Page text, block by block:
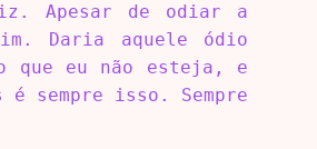
Apesar de odiar a
Daria aquele ódio
que eu não esteja, e
sempre isso. Sempre